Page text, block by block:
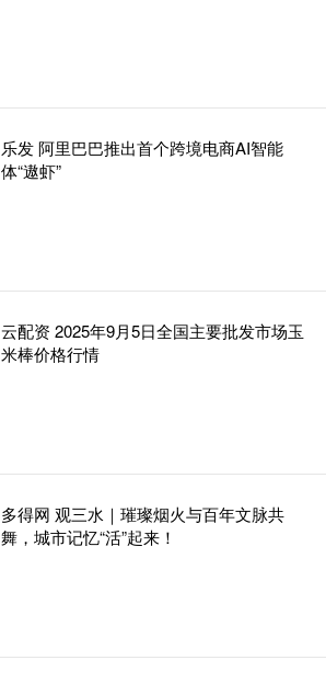
乐发 阿里巴巴推出首个跨境电商AI智能
体“遨虾”
云配资 2025年9月5日全国主要批发市场玉
米棒价格行情
多得网 观三水｜璀璨烟火与百年文脉共
舞，城市记忆“活”起来！